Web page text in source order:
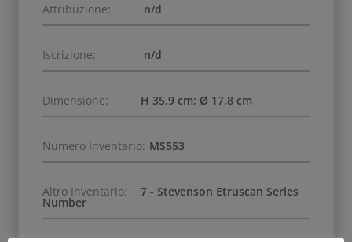
Attribuzione: n/d
Iscrizione: n/d
Dimensione: H 35,9 cm; Ø 17,8 cm
Numero Inventario: MS553
Altro Inventario: 7 - Stevenson Etruscan Series
Number